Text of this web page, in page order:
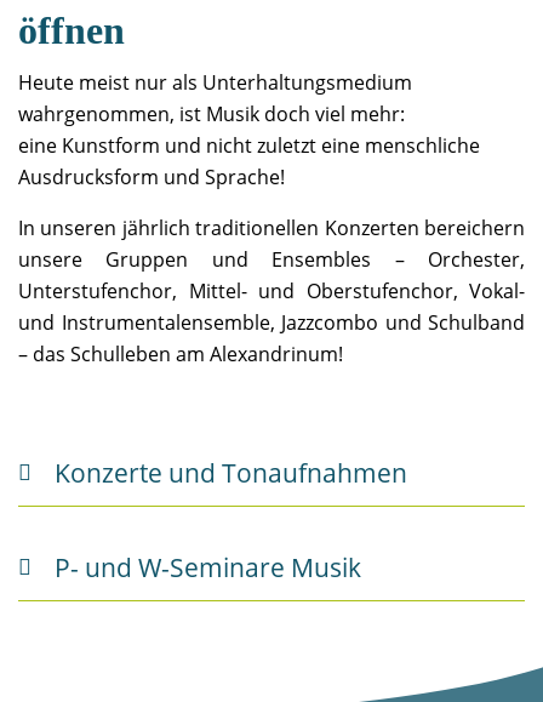
öffnen
Heute meist nur als Unterhaltungsmedium
wahrgenommen, ist Musik doch viel mehr:
eine Kunstform und nicht zuletzt eine menschliche
Ausdrucksform und Sprache!
In unseren jährlich traditionellen Konzerten bereichern
unsere Gruppen und Ensembles – Orchester,
Unterstufenchor, Mittel- und Oberstufenchor, Vokal-
und Instrumentalensemble, Jazzcombo und Schulband
– das Schulleben am Alexandrinum!
Konzerte und Tonaufnahmen
P- und W-Seminare Musik